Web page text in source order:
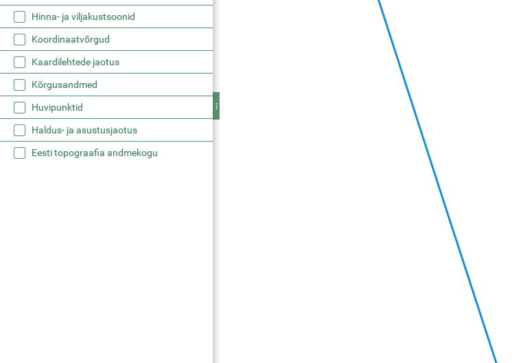
Hinna- ja viljakustsoonid
Koordinaatvõrgud
Kaardilehtede jaotus
Kõrgusandmed
Huvipunktid
Haldus- ja asustusjaotus
Eesti topograafia andmekogu